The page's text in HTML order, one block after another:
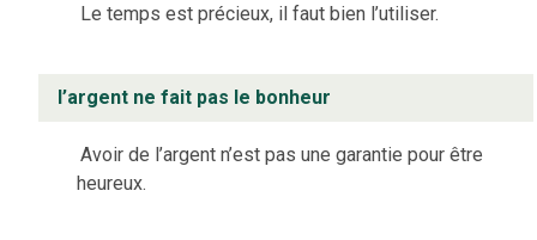
Le temps est précieux, il faut bien l’utiliser.
l’argent ne fait pas le bonheur
Avoir de l’argent n’est pas une garantie pour être
heureux.